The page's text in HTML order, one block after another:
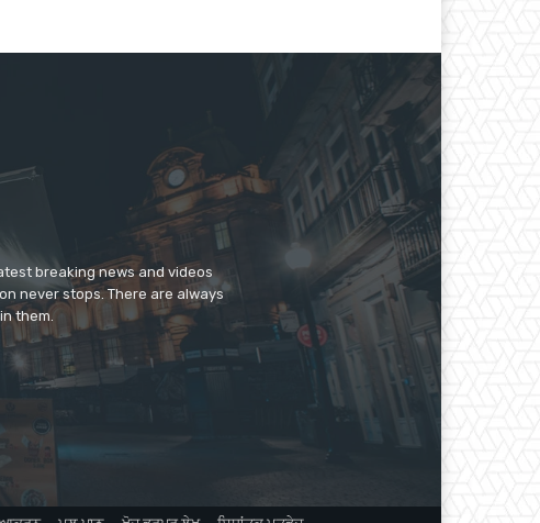
breaking news and videos
never stops. There are always
them.